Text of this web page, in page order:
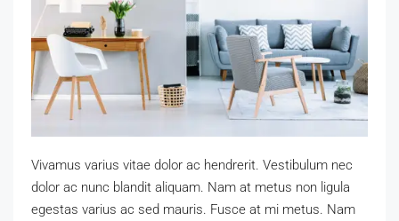
Vivamus varius vitae dolor ac hendrerit. Vestibulum nec
dolor ac nunc blandit aliquam. Nam at metus non ligula
egestas varius ac sed mauris. Fusce at mi metus. Nam